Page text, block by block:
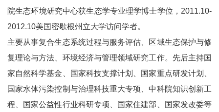
院生态环境研究中心获生态学专业理学博士学位，2011.10-
2012.10美国密歇根州立大学访问学者。
主要从事复合生态系统过程与服务评估、区域生态保护与修
复理论与方法、环境经济与管理领域研究工作。先后主持国
家自然科学基金、国家科技支撑计划、国家重点研发计划、
国家水体污染控制与治理科技重大专项、中科院知识创新工
程、国家公益性行业科研专项、国家住建部、国家发改委等